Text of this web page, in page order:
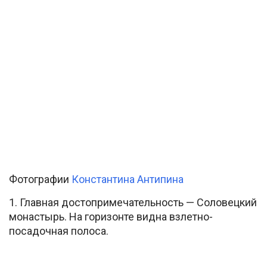
Фотографии Константина Антипина
1. Главная достопримечательность — Соловецкий
монастырь. На горизонте видна взлетно-
посадочная полоса.